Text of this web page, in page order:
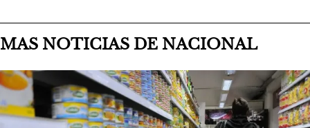
MAS NOTICIAS DE NACIONAL